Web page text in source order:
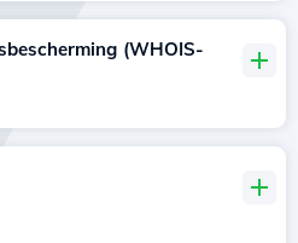
(WHOIS-